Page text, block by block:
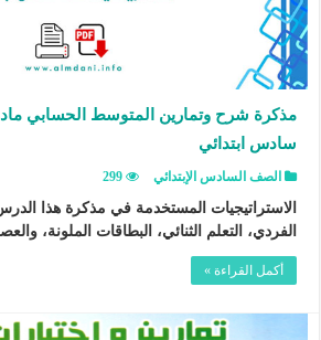
مذكرة شرح وتمارين المتوسط الحسابي
سادس ابتدائي
الصف السادس الإبتدائي 299
الاستراتيجيات المستخدمة في مذكرة هذا
الفردي، التعلم الثنائي، البطاقات الملونة،
أكمل القراءة »